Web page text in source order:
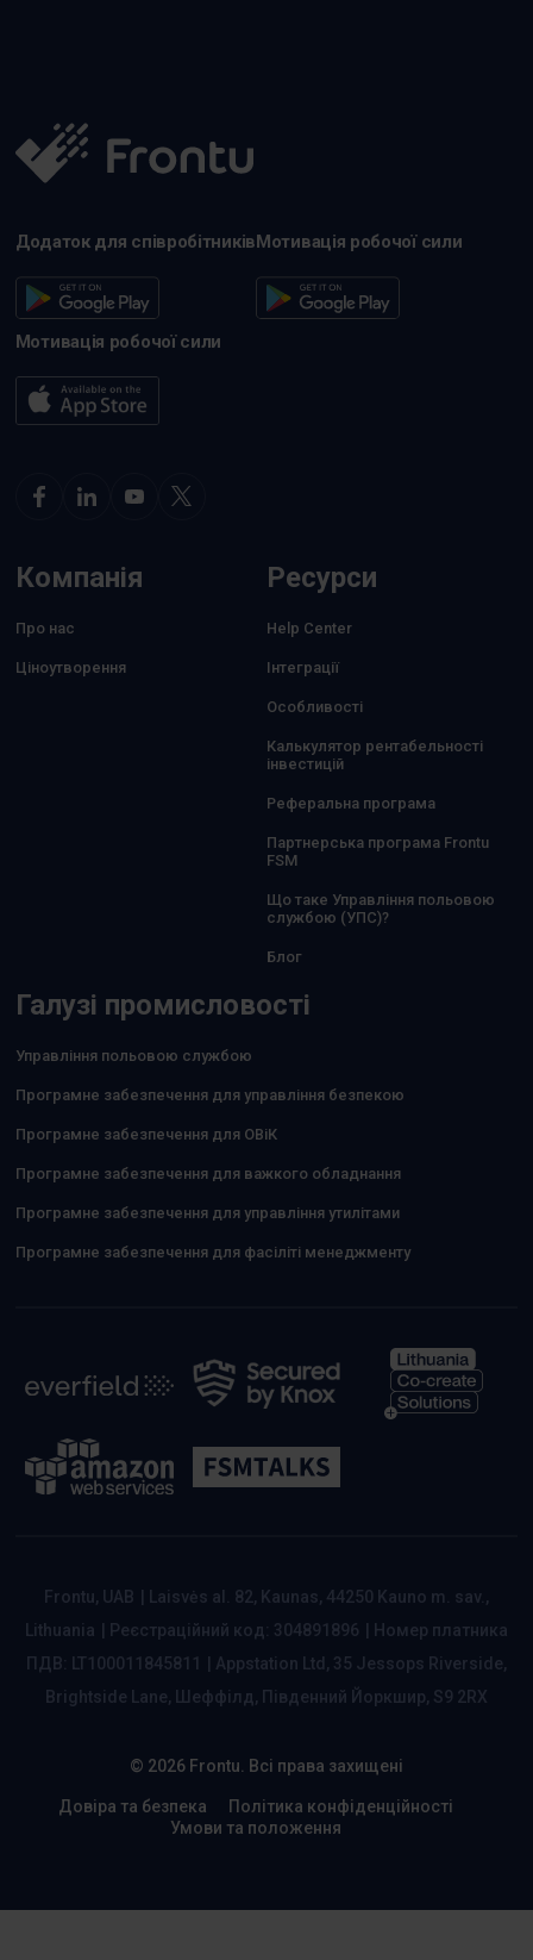
Додаток для співробітниківМотивація робочої сили
Мотивація робочої сили
Компанія
Про нас
Ціноутворення
Ресурси
Help Center
Інтеграції
Особливості
Калькулятор рентабельності
інвестицій
Реферальна програма
Партнерська програма Frontu
FSM
Що таке Управління польовою
службою (УПС)?
Блог
Галузі промисловості
Управління польовою службою
Програмне забезпечення для управління безпекою
Програмне забезпечення для ОВіК
Програмне забезпечення для важкого обладнання
Програмне забезпечення для управління утилітами
Програмне забезпечення для фасіліті менеджменту
Frontu, UAB
Laisvės al. 82, Kaunas, 44250 Kauno m. sav.,
Lithuania
Реєстраційний код: 304891896
Номер платника
ПДВ: LT100011845811
Appstation Ltd, 35 Jessops Riverside,
Brightside Lane, Шеффілд, Південний Йоркшир, S9 2RX
© 2026 Frontu. Всі права захищені
Довіра та безпека
Політика конфіденційності
Умови та положення